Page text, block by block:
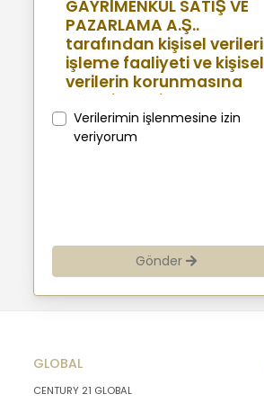
GAYRİMENKUL SATIŞ VE
PAZARLAMA A.Ş..
tarafından kişisel verileri
işleme faaliyeti ve kişisel
verilerin korunmasına
yönelik benimsenen
sistemler konusunda
açıklamalarda
müşterilerimiz, şirket
hissedarlarımız,
ziyaretçilerimiz ve
üçüncü kişiler başta
işlenen kişilerin
bilgilendirilerek
Verilerimin işlenmesine izin
veriyorum
Gönder
GLOBAL
CENTURY 21 GLOBAL